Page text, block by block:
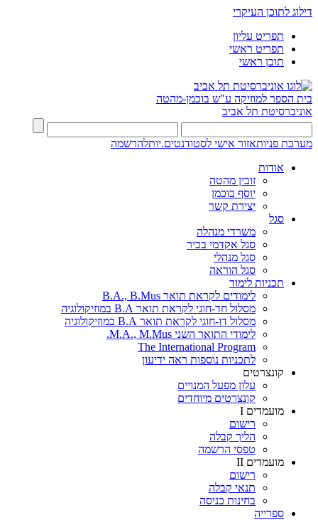
דילוג לתוכן העיקרי
תפריט עליון
תפריט ראשי
תוכן ראשי
בית הספר למוזיקה ע"ש בוכמן-מהטה
אוניברסיטת תל אביב
מערכת פניותאזור אישי לסטודנטים.יותלהרשמה
אודות
זובין מהטה
יוסף בוכמן
יצירת קשר
סגל
משרדי מנהלה
סגל אקדמי בכיר
סגל מנהלי
סגל הוראה
תכניות לימוד
לימודים לקראת תואר B.A., B.Mus
מסלול חד-חוגי לקראת תואר B.A במוזיקולוגיה
מסלול דו-חוגי לקראת תואר B.A במוזיקולוגיה
לימודי התואר השני M.A., M.Mus.
The International Program
לתכניות נוספות ראה ידיעון
קונצרטים
עלון מפעל המנויים
קונצרטים מיוחדים
מועמדים I
רישום
הליך קבלה
טפסי הרשמה
מועמדים II
רישום
תנאי קבלה
בחינות כניסה
ספרייה